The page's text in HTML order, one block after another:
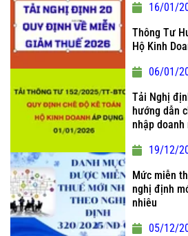
16/01/
Thông Tư
Hộ Kinh
06/01/
Tải Nghị
hướng dẫn
nhập
19/12/
Mức miễn
nghị định
nhiêu
05/12/